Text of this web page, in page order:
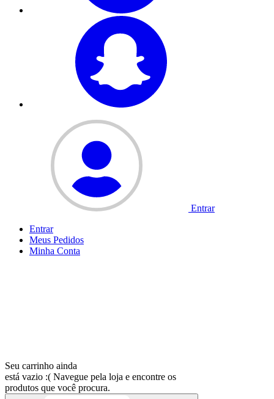
Entrar
Entrar
Meus Pedidos
Minha Conta
Seu carrinho ainda
está vazio :( Navegue pela loja e encontre os
produtos que você procura.